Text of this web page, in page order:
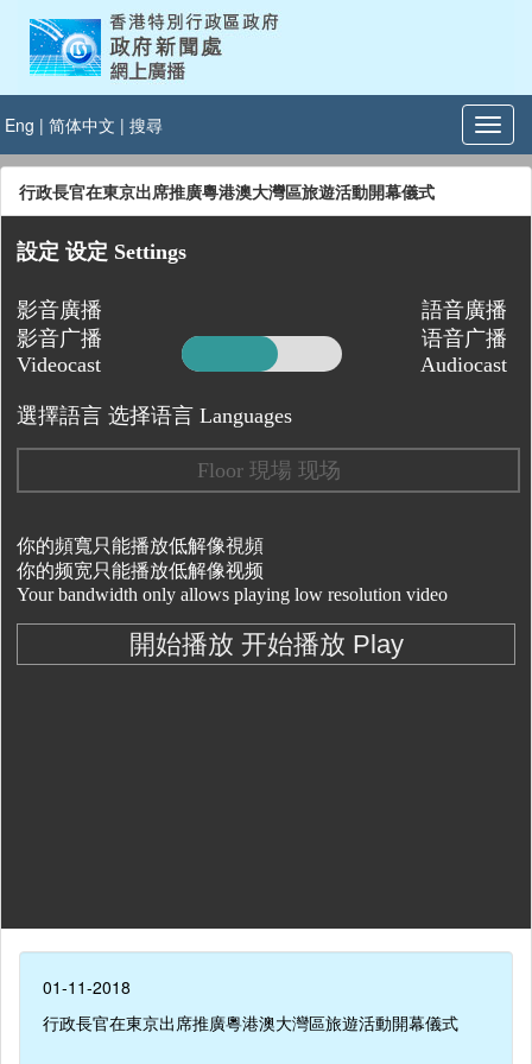
Eng | 简体中文 | 搜尋
行政長官在東京出席推廣粵港澳大灣區旅遊活動開幕儀式
01-11-2018
行政長官在東京出席推廣粵港澳大灣區旅遊活動開幕儀式